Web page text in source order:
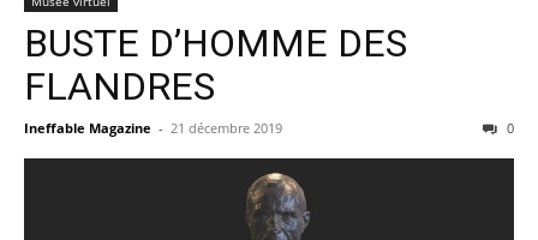
BUSTE D’HOMME DES
FLANDRES​
Ineffable Magazine - 21 décembre 2019 0